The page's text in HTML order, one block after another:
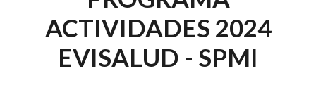
ACTIVIDADES 2024
EVISALUD - SPMI